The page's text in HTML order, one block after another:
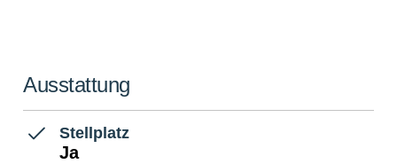
Ausstattung
Stellplatz
Ja